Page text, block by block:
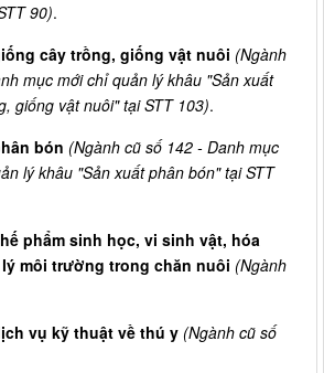
90).
cây trồng, giống vật nuôi (Ngành
mục mới chỉ quản lý khâu "Sản xuất
giống vật nuôi" tại STT 103).
bón (Ngành cũ số 142 - Danh mục
lý khâu "Sản xuất phân bón" tại STT
phẩm sinh học, vi sinh vật, hóa
môi trường trong chăn nuôi (Ngành
vụ kỹ thuật về thú y (Ngành cũ số